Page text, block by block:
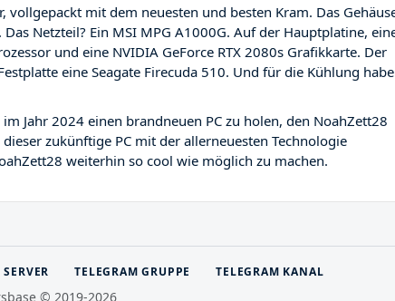
mit dem neuesten und besten Kram. Das
Das Netzteil? Ein MSI MPG A1000G. Auf der Hauptplatine,
und eine NVIDIA GeForce RTX 2080s Grafikkarte. Der
eine Seagate Firecuda 510. Und für die Kühlung
Jahr 2024 einen brandneuen PC zu holen, den NoahZett28
zukünftige PC mit der allerneuesten Technologie
weiterhin so cool wie möglich zu machen.
TELEGRAM GRUPPE TELEGRAM KANAL
© 2019-2026